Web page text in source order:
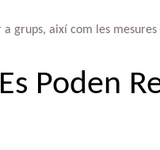
grups, així com les
Poden